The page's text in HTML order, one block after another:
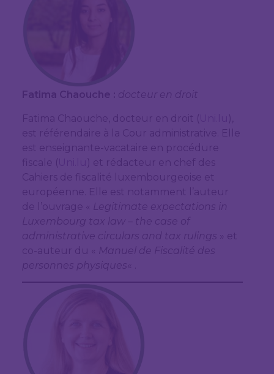
Fatima Chaouche : docteur en droit
Fatima Chaouche, docteur en droit (
),
est référendaire à la Cour administrative. Elle
est enseignante-vacataire en procédure
fiscale (
) et rédacteur en chef des
Cahiers de fiscalité luxembourgeoise et
européenne. Elle est notamment l’auteur
de l’ouvrage «
Legitimate expectations in
Luxembourg tax law – the case of
administrative circulars and tax rulings
» et
co-auteur du «
Manuel de Fiscalité des
personnes physiques